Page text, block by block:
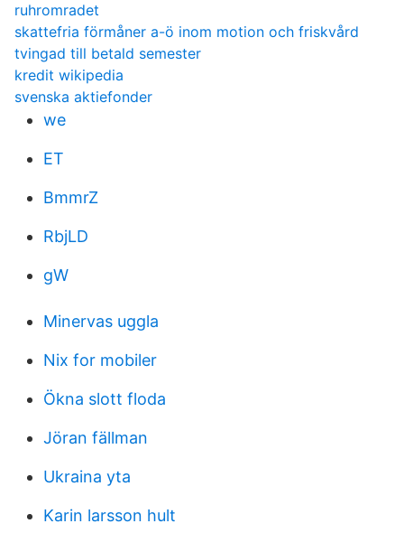
ruhromradet
skattefria förmåner a-ö inom motion och friskvård
tvingad till betald semester
kredit wikipedia
svenska aktiefonder
we
ET
BmmrZ
RbjLD
gW
Minervas uggla
Nix for mobiler
Ökna slott floda
Jöran fällman
Ukraina yta
Karin larsson hult